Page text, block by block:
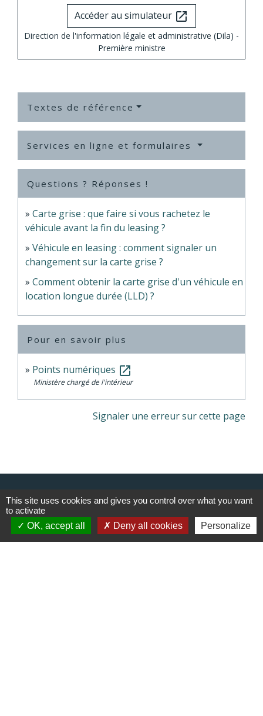
Accéder au simulateur open_in_new
Direction de l'information légale et administrative (Dila) -
Première ministre
Textes de référence
Services en ligne et formulaires
Questions ? Réponses !
Carte grise : que faire si vous rachetez le
véhicule avant la fin du leasing ?
Véhicule en leasing : comment signaler un
changement sur la carte grise ?
Comment obtenir la carte grise d'un véhicule en
location longue durée (LLD) ?
Pour en savoir plus
Points numériques open_in_new
Ministère chargé de l'intérieur
Signaler une erreur sur cette page
Commune de Cieux
6, avenue du Lac
87520 Cieux - FRANCE
+33 5 55 03 30 28
This site uses cookies and gives you control over what you want
to activate
OK, accept all
Deny all cookies Personalize